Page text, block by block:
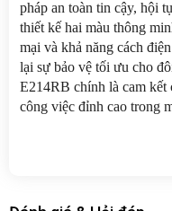
pháp an toàn tin cậy, hội
thiết kế hai màu thông
mại và khả năng cách
lại sự bảo vệ tối ưu cho
E214RB chính là cam kết
công việc đỉnh cao trong